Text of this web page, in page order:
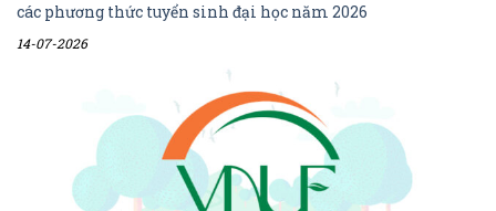
các phương thức tuyển sinh đại học năm 2026
14-07-2026